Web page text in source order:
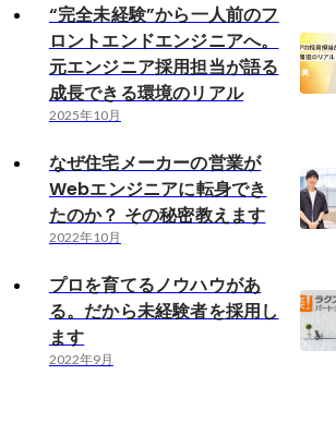
“完全未経験”から一人前のフ
ロントエンドエンジニアへ。
元エンジニア採用担当が語る
成長できる環境のリアル
2025年10月
なぜ住宅メーカーの営業が
Webエンジニアに転身でき
たのか？ その秘密教えます
2022年10月
プロを育てるノウハウがあ
る。だから未経験者を採用し
ます
2022年9月